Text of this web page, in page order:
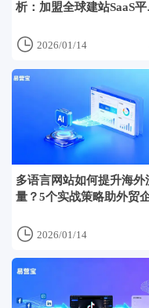
析：加盟全球建站SaaS平
 2026/01/14
多语言网站如何提升海外
量？5个实战策略助外贸
 2026/01/14